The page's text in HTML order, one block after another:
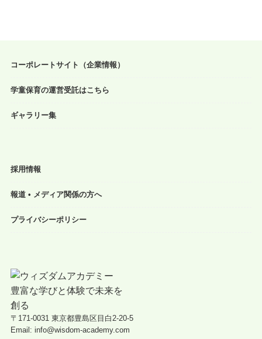
コーポレートサイト（企業情報）
学童保育の運営受託はこちら
ギャラリー集
採用情報
報道 • メディア関係の方へ
プライバシーポリシー
〒171-0031 東京都豊島区目白2-20-5
Email: info@wisdom-academy.com